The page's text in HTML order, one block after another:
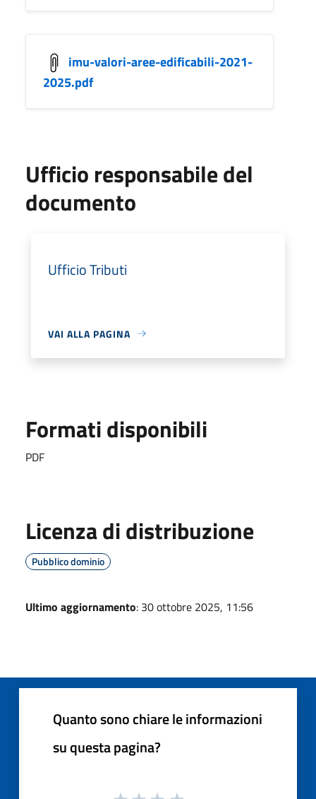
imu-valori-aree-edificabili-2021-
2025.pdf
Ufficio responsabile del
documento
Ufficio Tributi
VAI ALLA PAGINA
Formati disponibili
PDF
Licenza di distribuzione
Pubblico dominio
Ultimo aggiornamento: 30 ottobre 2025, 11:56
Quanto sono chiare le informazioni
su questa pagina?